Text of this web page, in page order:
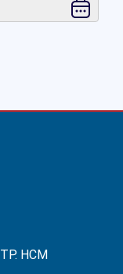
TP. HCM